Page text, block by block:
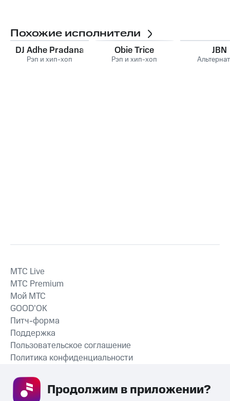
Похожие исполнители
DJ Adhe Pradana
Рэп и хип-хоп
Obie Trice
Рэп и хип-хоп
JBN
СКАЧАТЬ ПРИЛОЖЕНИЕ
MTС Live
MTС Premium
Мой МТС
GOOD’OK
Питч-форма
Поддержка
Пользовательское соглашение
Политика конфиденциальности